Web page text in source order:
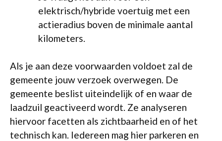
elektrisch/hybride voertuig met een
actieradius boven de minimale aantal
kilometers.
Als je aan deze voorwaarden voldoet zal de
gemeente jouw verzoek overwegen. De
gemeente beslist uiteindelijk of en waar de
laadzuil geactiveerd wordt. Ze analyseren
hiervoor facetten als zichtbaarheid en of het
technisch kan. Iedereen mag hier parkeren en